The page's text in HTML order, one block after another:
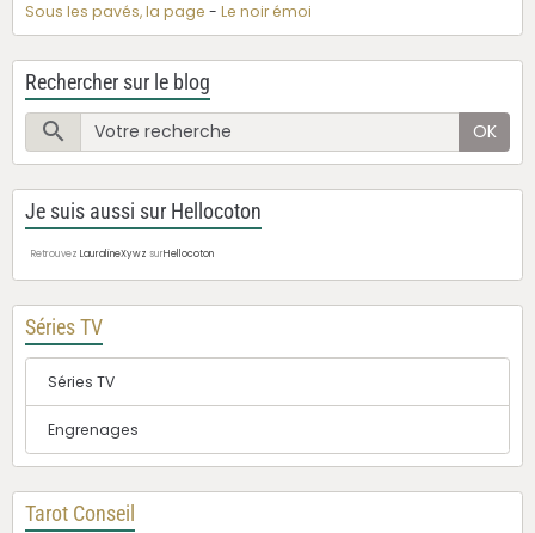
Sous les pavés, la page - Le noir émoi
Rechercher sur le blog
OK
Je suis aussi sur Hellocoton
Retrouvez LauralineXywz surHellocoton
Séries TV
Séries TV
Engrenages
Tarot Conseil